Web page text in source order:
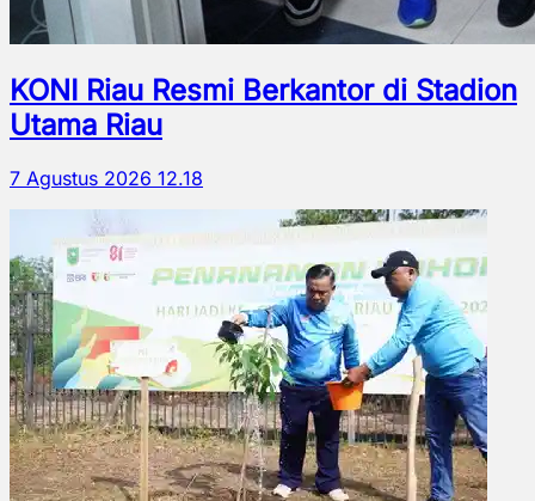
KONI Riau Resmi Berkantor di Stadion
Utama Riau
7 Agustus 2026 12.18